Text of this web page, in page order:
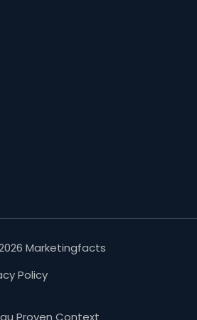
Marketingfacts
Policy
Proven Context